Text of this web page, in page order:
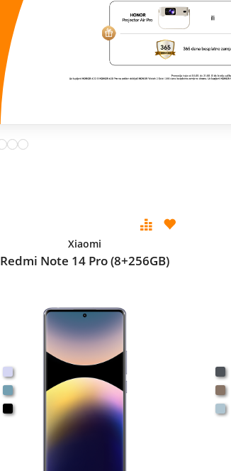
Xiaomi
Redmi Note 14 Pro (8+256GB)